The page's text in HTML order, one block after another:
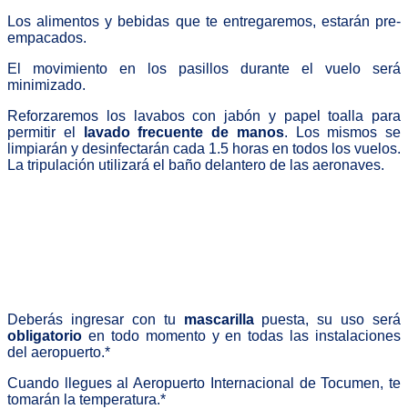
Los alimentos y bebidas que te entregaremos, estarán pre-
empacados.
El movimiento en los pasillos durante el vuelo será
minimizado.
Reforzaremos los lavabos con jabón y papel toalla para
permitir el
lavado frecuente de manos. Los mismos se
limpiarán y desinfectarán cada 1.5 horas en todos los vuelos.
La tripulación utilizará el baño delantero de las aeronaves.
Deberás ingresar con tu mascarillapuesta, su uso será
obligatorio en todo momento y en todas las instalaciones
del aeropuerto.*
Cuando llegues al Aeropuerto Internacional de Tocumen, te
tomarán la temperatura.*